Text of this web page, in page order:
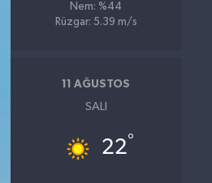
Nem: %44
Rüzgar: 5.39 m/s
11 AĞUSTOS
SALI
22°